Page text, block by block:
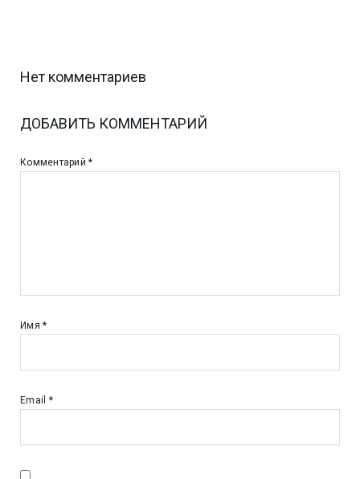
Нет комментариев
ДОБАВИТЬ КОММЕНТАРИЙ
Комментарий *
Имя *
Email *